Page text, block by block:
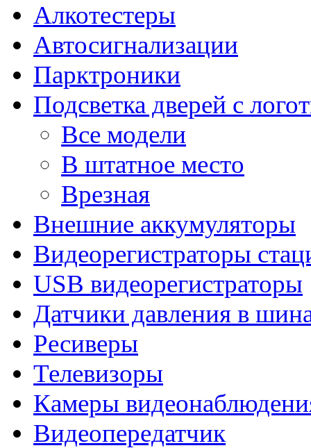
Алкотестеры
Автосигнализации
Парктроники
Подсветка дверей с
Все модели
В штатное место
Врезная
Внешние аккумуляторы
Видеорегистраторы
USB видеорегистраторы
Датчики давления в
Ресиверы
Телевизоры
Камеры
Видеопередатчик